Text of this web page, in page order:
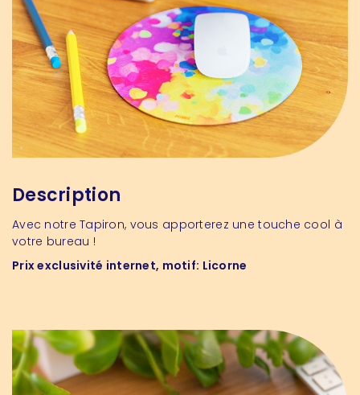
Description
Avec notreTapiron, vous apporterez une touche cool à
votre bureau !
Prix exclusivité internet, motif: Licorne